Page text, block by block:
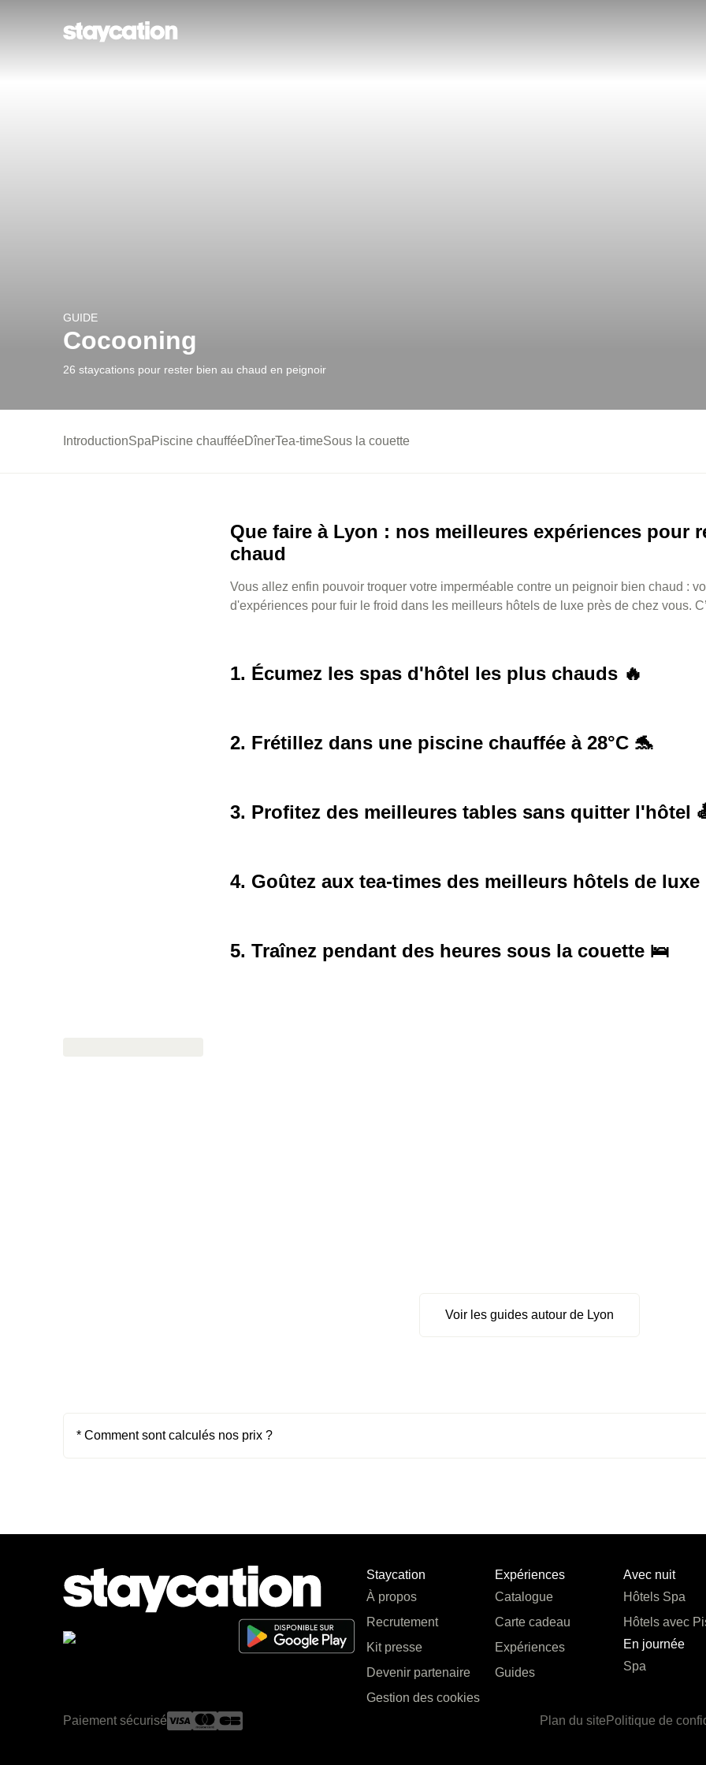
GUIDE
Cocooning
26 staycations pour rester bien au chaud en peignoir
IntroductionSpaPiscine chaufféeDînerTea-timeSous la couette
Que faire à Lyon : nos meilleures expériences pour
chaud
Vous allez enfin pouvoir troquer votre imperméable contre un peignoir bien chaud :
d'expériences pour fuir le froid dans les meilleurs hôtels de luxe près de chez vous.
1. Écumez les spas d'hôtel les plus chauds 🔥
2. Frétillez dans une piscine chauffée à 28°C 🐬
3. Profitez des meilleures tables sans quitter l'hôtel
4. Goûtez aux tea-times des meilleurs hôtels de luxe
5. Traînez pendant des heures sous la couette 🛌
Voir les guides autour de Lyon
* Comment sont calculés nos prix ?
Staycation
À propos
Recrutement
Kit presse
Devenir partenaire
Gestion des cookies
Expériences
Catalogue
Carte cadeau
Expériences
Guides
Avec nuit
Hôtels Spa
Hôtels avec
En journée
Spa
Paiement sécurisé Plan du site Politique de